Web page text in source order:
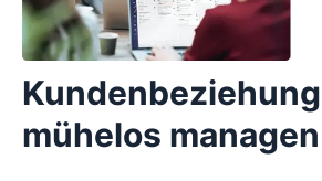
mühelos managen